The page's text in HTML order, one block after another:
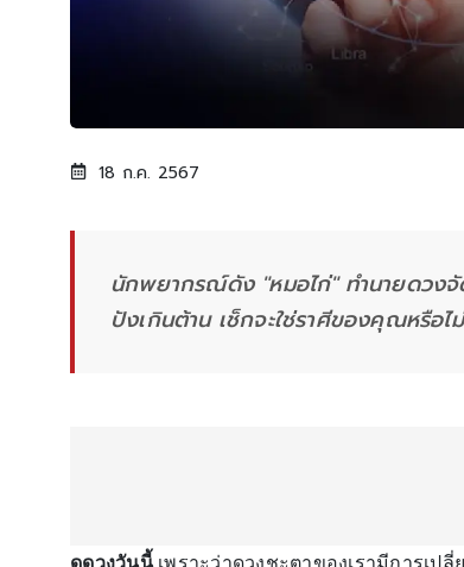
18 ก.ค. 2567
นักพยากรณ์ดัง "หมอไก่" ทำนายดวง
ปังเกินต้าน เช็กจะใช่ราศีของคุณหรือไม่